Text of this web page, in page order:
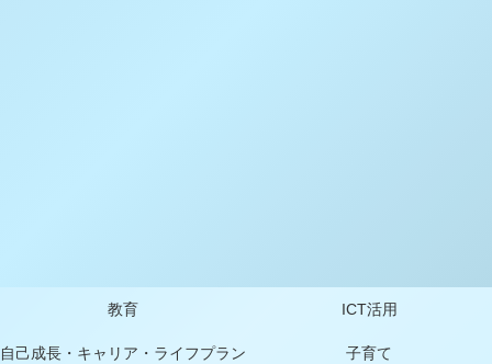
教育 ICT活用
自己成長・キャリア・ライフプラン 子育て